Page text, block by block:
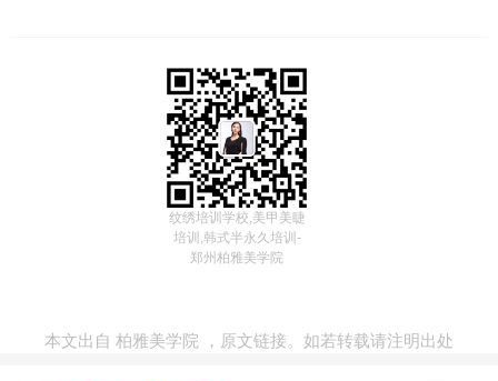
纹绣培训学校,美甲美睫
培训,韩式半永久培训-
郑州柏雅美学院
本文出自 柏雅美学院 ， 原文链接。如若转载请注明出处